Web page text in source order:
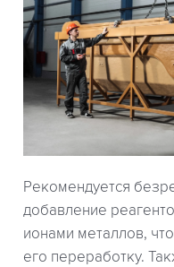
Рекомендуется
добавление
ионами металлов,
его переработку.